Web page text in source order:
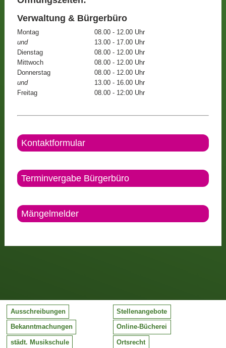
Verwaltung & Bürgerbüro
Montag
08.00 - 12.00 Uhr
und
13.00 - 17.00 Uhr
Dienstag
08.00 - 12.00 Uhr
Mittwoch
08.00 - 12.00 Uhr
Donnerstag
08.00 - 12.00 Uhr
und
13.00 - 16.00 Uhr
Freitag
08.00 - 12:00 Uhr
Kontaktformular
Terminvergabe Bürgerbüro
Mängelmelder
Ausschreibungen Stellenangebote
Bekanntmachungen Online-Bücherei
städt. Musikschule Ortsrecht